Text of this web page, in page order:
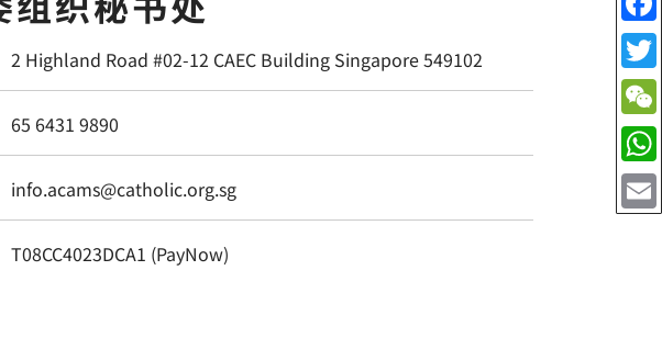
2 Highland Road #02-12 CAEC Building Singapore 549102
65 6431 9890
info.acams@catholic.org.sg
T08CC4023DCA1 (PayNow)